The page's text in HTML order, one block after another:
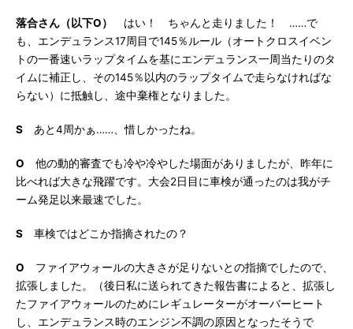
落合さん（以下O）
はい！ ちゃんと走りました！ ……で
も、エンデュランス17周目で145％ルール（オートクロスイベン
トの一番速いラップタイムを基にエンデュランス一周当たりのタ
イムに補正し、その145％以内のラップタイムで走らなければな
らない）に抵触し、途中棄権となりました。
S あと4周かぁ……、惜しかったね。
O 他の動的審査でも冷や冷やした場面がありましたが、昨年に
比べれば大きな飛躍です。大会2日目に車検が通ったのは我がチ
ーム発足以来最速でした。
S 車検ではどこか指摘されたの？
O ファイアウォールの大きさが足りないとの指摘でしたので、
拡張しました。（後日私に送られてきた報告書によると、拡張し
たファイアウォールのためにレギュレーターがオーバーヒート
し、エンデュランス時のエンジン不調の原因となったそうで